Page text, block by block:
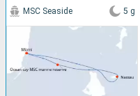
MSC Seaside 5 g